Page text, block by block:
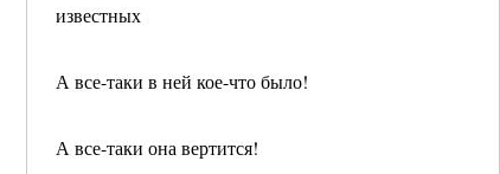
известных
А все-таки в ней кое-что было!
А все-таки она вертится!